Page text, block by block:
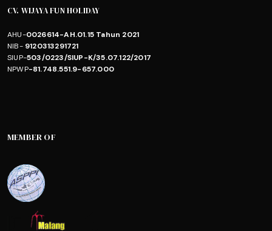
CV. WIJAYA FUN HOLIDAY
AHU-0026614-AH.01.15 Tahun 2021
NIB-9120313291721
SIUP-503/0223/SIUP-K/35.07.122/2017
NPWP-81.748.551.9-657.000
MEMBER OF